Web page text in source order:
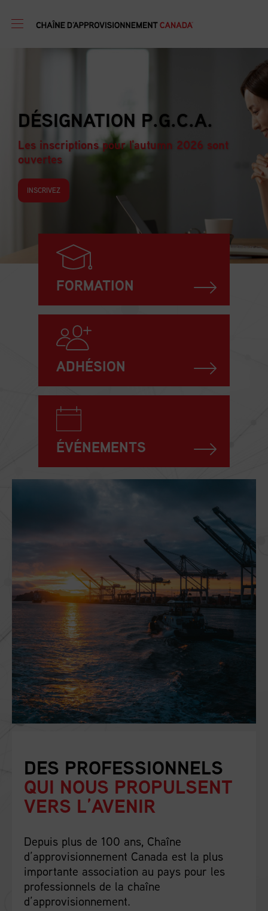
FORMATION EN
Les inscriptions pour l'autumn 2026
FORMATION
ADHÉSION
ÉVÉNEMENTS
DES PROFESSIONNELS
QUI NOUS PROPULSENT
VERS L’AVENIR
Depuis plus de 100 ans, Chaîne
d’approvisionnement Canada est la plus
importante association au pays pour les
professionnels de la chaîne
d’approvisionnement.